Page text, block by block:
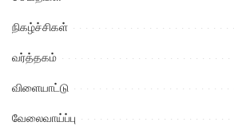
நிகழ்ச்சிகள்
வர்த்தகம்
விளையாட்டு
வேலைவாய்ப்பு